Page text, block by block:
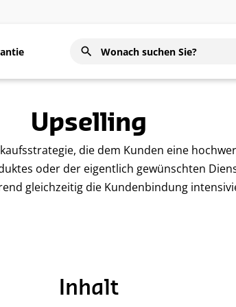
Upselling
die dem Kunden eine
oder der eigentlich gewünschten
gleichzeitig die Kundenbindung
Inhalt